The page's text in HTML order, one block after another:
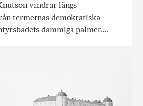
vandrar längs
termernas demokratiska
dammiga palmer….